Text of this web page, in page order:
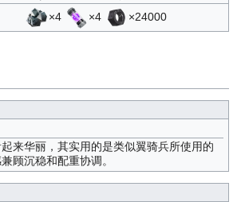
×4 ×4 ×24000
来华丽，其实用的是类似翼骑兵所使用的
顾沉稳和配重协调。